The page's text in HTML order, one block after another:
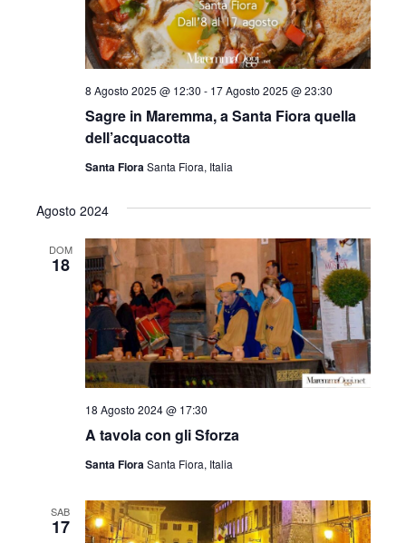
Sagre in Maremma, a Santa Fiora quella
dell’acquacotta
8 Agosto 2025 @ 12:30 - 17 Agosto 2025 @ 23:30
Santa Fiora Santa Fiora, Italia
Agosto 2024
DOM
18
A tavola con gli Sforza
18 Agosto 2024 @ 17:30
Santa FioraSanta Fiora, Italia
SAB
17